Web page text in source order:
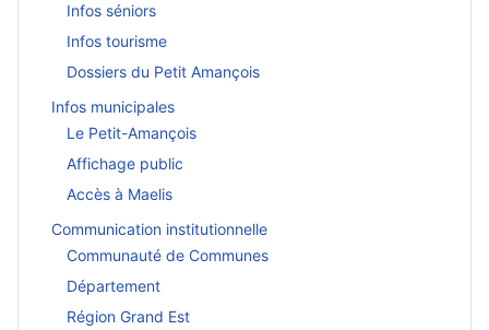
Infos séniors
Infos tourisme
Dossiers du Petit Amançois
Infos municipales
Le Petit-Amançois
Affichage public
Accès à Maelis
Communication institutionnelle
Communauté de Communes
Département
Région Grand Est